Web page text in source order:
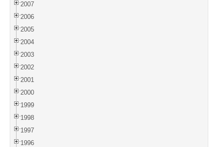
2007
2006
2005
2004
2003
2002
2001
2000
1999
1998
1997
1996